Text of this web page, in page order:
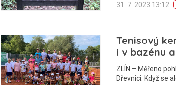
31. 7. 2023 13:12
Tenisový
i v bazénu
ZLÍN – Měřeno
Dřevnici. Když se